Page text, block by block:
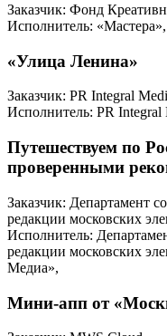
Заказчик: Фонд
Исполнитель: «Мастера»,
«Улица Ленина»
Заказчик: PR Integral
Исполнитель: PR Integral
Путешествуем по
проверенными
Заказчик: Департамент
редакции московских
Исполнитель:
редакции московских
Медиа»,
Мини-апп от